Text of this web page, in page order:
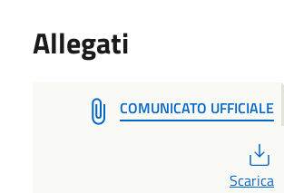
Allegati
COMUNICATO UFFICIALE
Scarica